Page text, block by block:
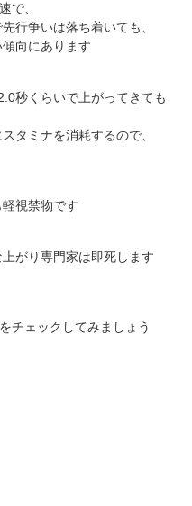
で、
行争いは落ち着いても、
向にあります
秒くらいで上がってきても
タミナを消耗するので、
視禁物です
がり専門家は即死します
チェックしてみましょう